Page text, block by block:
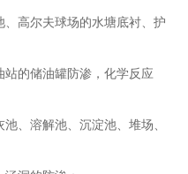
高尔夫球场的水塘底衬、护
的储油罐防渗，化学反应
、溶解池、沉淀池、堆场、